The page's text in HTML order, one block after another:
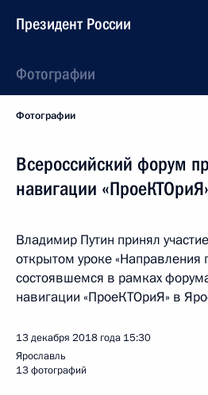
Президент России
Фотографии
Фотографии
Всероссийский форум
навигации
Владимир Путин принял
открытом уроке «Направления
состоявшемся в рамках
навигации «ПроеКТОриЯ» в
13 декабря 2018 года 15:30
Ярославль
13 фотографий